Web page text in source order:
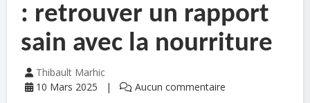
: retrouver un rapport
sain avec la nourriture
Thibault Marhic
10 Mars 2025
Aucun commentaire